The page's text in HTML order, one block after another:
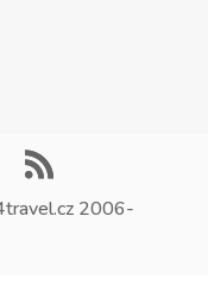
2006-